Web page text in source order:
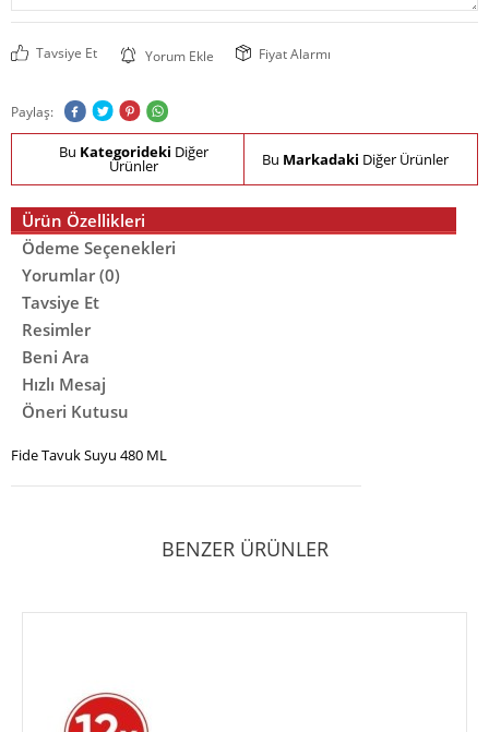
Tavsiye Et Yorum Ekle Fiyat Alarmı
Paylaş:
Bu Kategorideki Diğer
Ürünler Bu Markadaki Diğer Ürünler
Ürün Özellikleri
Ödeme Seçenekleri
Yorumlar (0)
Tavsiye Et
Resimler
Beni Ara
Hızlı Mesaj
Öneri Kutusu
Fide Tavuk Suyu 480 ML
BENZER ÜRÜNLER